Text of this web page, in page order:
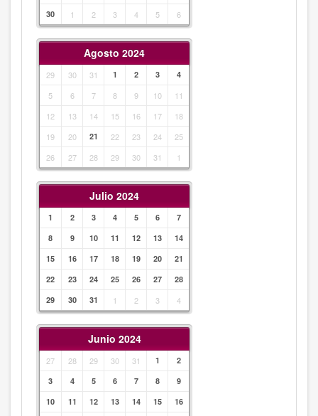
30
1 2 3 4 5 6
Agosto 2024
29 30 31 1 2 3 4
5 6 7 8 9 10
11
12
13 14 15 16 17
18
19
20 21 22 23 24
25
26
27 28 29 30 31 1
Julio 2024
1 2 3 4 5 6
7
8
9 10 11 12 13
14
15
16 17 18 19 20
21
22
23 24 25 26 27
28
29
30 31 1 2 3 4
Junio 2024
27 28 29 30 31 1
2
3
4 5 6 7 8
9
10
11 12 13 14 15
16